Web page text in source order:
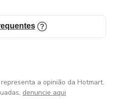
a opinião da Hotmart.
denuncie aqui